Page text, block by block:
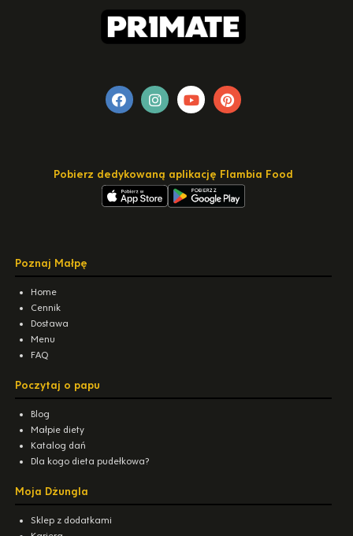
Pobierz dedykowaną aplikację Flambia Food
Poznaj Małpę
Home
Cennik
Dostawa
Menu
FAQ
Poczytaj o papu
Blog
Małpie diety
Katalog dań
Dla kogo dieta pudełkowa?
Moja Dżungla
Sklep z dodatkami